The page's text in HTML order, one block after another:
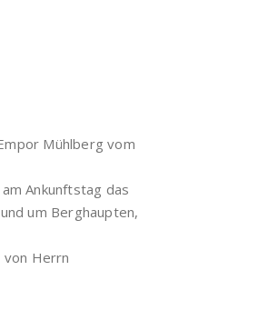
Mühlberg vom
Ankunftstag das
um Berghaupten,
von Herrn